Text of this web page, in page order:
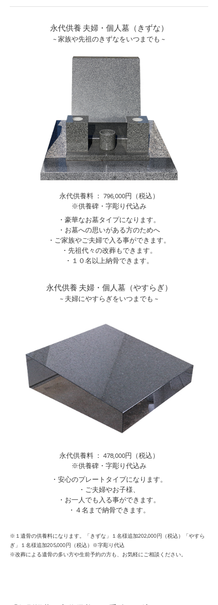
永代供養 夫婦・個人墓（きずな）
~ 家族や先祖のきずなをいつまでも ~
永代供養料 ： 796,000円（税込）
※供養碑・字彫り代込み
・豪華なお墓タイプになります。
・お墓への思いがある方のためへ
・ご家族やご夫婦で入る事ができます。
・先祖代々の改葬もできます。
・１０名以上納骨できます。
永代供養 夫婦・個人墓（やすらぎ）
~ 夫婦にやすらぎをいつまでも ~
永代供養料 ： 478,000円（税込）
※供養碑・字彫り代込み
・安心のプレートタイプになります。
・ご夫婦やお子様、
・お一人でも入る事ができます。
・４名まで納骨できます。
※１遺骨の供養料になります。「きずな」１名様追加202,000円（税込）「やすら
ぎ」１名様追加205,000円（税込）※字彫り代込
※改葬による遺骨の多い方や生前予約の方も、お気軽にご相談ください。